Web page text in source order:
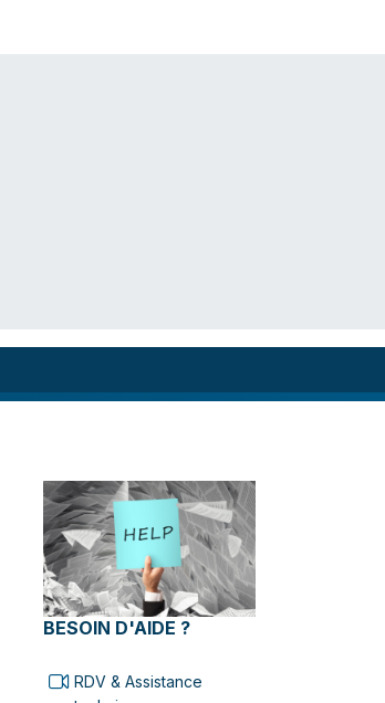
BESOIN D'AIDE ?
RDV & Assistance